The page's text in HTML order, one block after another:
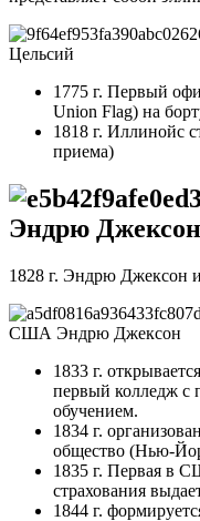
Цельсий
1775 г. Первый
Union Flag) на
1818 г. Иллинойс
приема)
Эндрю Джексон
1828 г. Эндрю Джексон
США Эндрю Джексон
1833 г.
первый колледж с
обучением.
1834 г.
общество (Нью-
1835 г. Первая в
страхования
1844 г.